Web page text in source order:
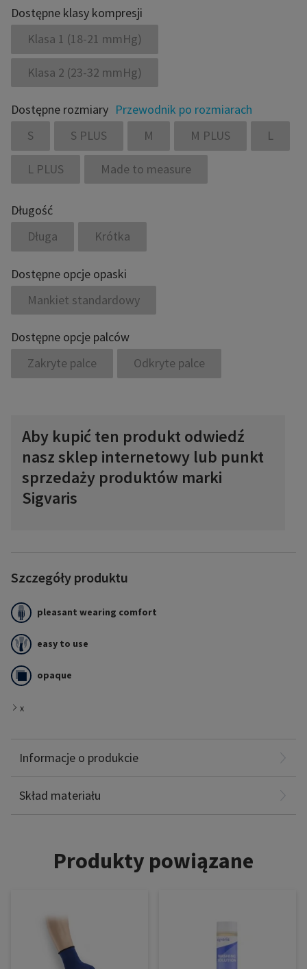
Dostępne klasy kompresji
Klasa 1 (18-21 mmHg)
Klasa 2 (23-32 mmHg)
Dostępne rozmiary Przewodnik po rozmiarach
S
S PLUS M M PLUS L
L PLUS Made to measure
Długość
Długa
Krótka
Dostępne opcje opaski
Mankiet standardowy
Dostępne opcje palców
Zakryte palce
Odkryte palce
Aby kupić ten produkt odwiedź
nasz sklep internetowy lub punkt
sprzedaży produktów marki
Sigvaris
Szczegóły produktu
pleasant wearing comfort
easy to use
opaque
x
Informacje o produkcie
x
Skład materiału
Poliamid: 76%
Produkty powiązane